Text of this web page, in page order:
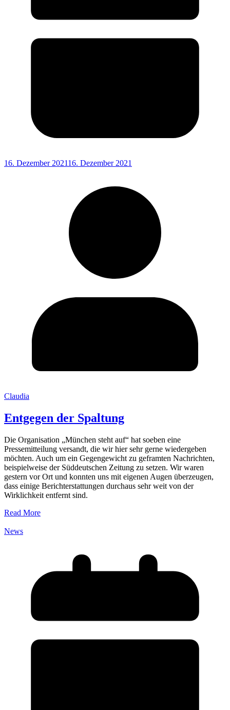
16. Dezember 202116. Dezember 2021
Claudia
Entgegen der Spaltung
Die Organisation „München steht auf“ hat soeben eine
Pressemitteilung versandt, die wir hier sehr gerne wiedergeben
möchten. Auch um ein Gegengewicht zu geframten Nachrichten,
beispielweise der Süddeutschen Zeitung zu setzen. Wir waren
gestern vor Ort und konnten uns mit eigenen Augen überzeugen,
dass einige Berichterstattungen durchaus sehr weit von der
Wirklichkeit entfernt sind.
Read More
News